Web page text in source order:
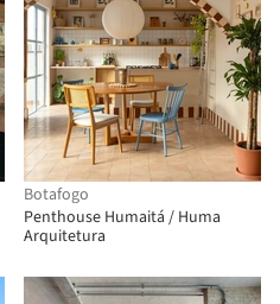
Botafogo
Penthouse Humaitá / Huma
Arquitetura